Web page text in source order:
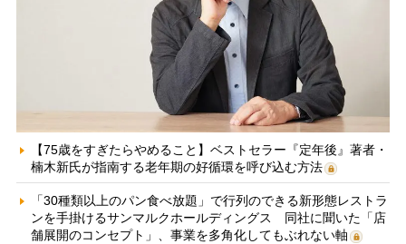
【75歳をすぎたらやめること】ベストセラー『定年後』著者・
楠木新氏が指南する老年期の好循環を呼び込む方法
「30種類以上のパン食べ放題」で行列のできる新形態レストラ
ンを手掛けるサンマルクホールディングス 同社に聞いた「店
舗展開のコンセプト」、事業を多角化してもぶれない軸